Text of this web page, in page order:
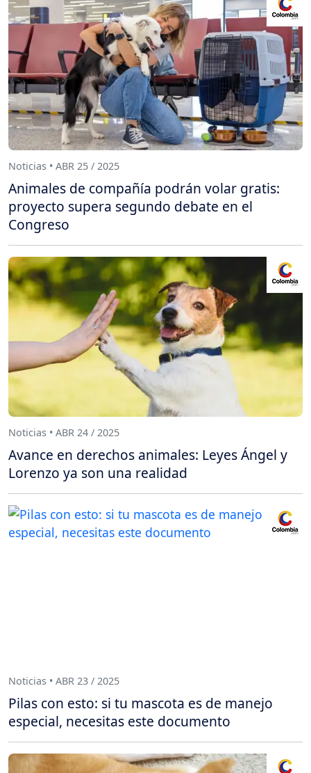
Noticias • ABR 25 / 2025
Animales de compañía podrán volar gratis:
proyecto supera segundo debate en el
Congreso
Noticias • ABR 24 / 2025
Avance en derechos animales: Leyes Ángel y
Lorenzo ya son una realidad
Noticias • ABR 23 / 2025
Pilas con esto: si tu mascota es de manejo
especial, necesitas este documento